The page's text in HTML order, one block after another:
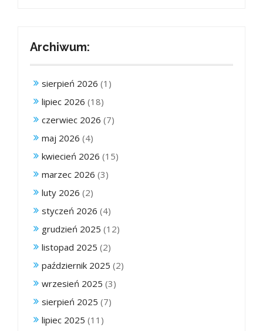
Archiwum:
sierpień 2026 (1)
lipiec 2026 (18)
czerwiec 2026 (7)
maj 2026 (4)
kwiecień 2026 (15)
marzec 2026 (3)
luty 2026 (2)
styczeń 2026 (4)
grudzień 2025 (12)
listopad 2025 (2)
październik 2025 (2)
wrzesień 2025 (3)
sierpień 2025 (7)
lipiec 2025 (11)